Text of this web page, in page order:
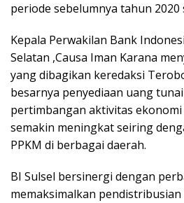
periode sebelumnya tahun 2020
Kepala Perwakilan Bank
Selatan ,Causa Iman Karana
yang dibagikan keredaksi
besarnya penyediaan uang
pertimbangan aktivitas
semakin meningkat seiring
PPKM di berbagai daerah.
BI Sulsel bersinergi dengan
memaksimalkan